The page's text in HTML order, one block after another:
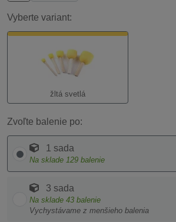
Vyberte variant:
žltá svetlá
Zvoľte balenie po:
1 sada
Na sklade 129 balenie
3 sada
Na sklade 43 balenie
Vychystávame z menšieho balenia